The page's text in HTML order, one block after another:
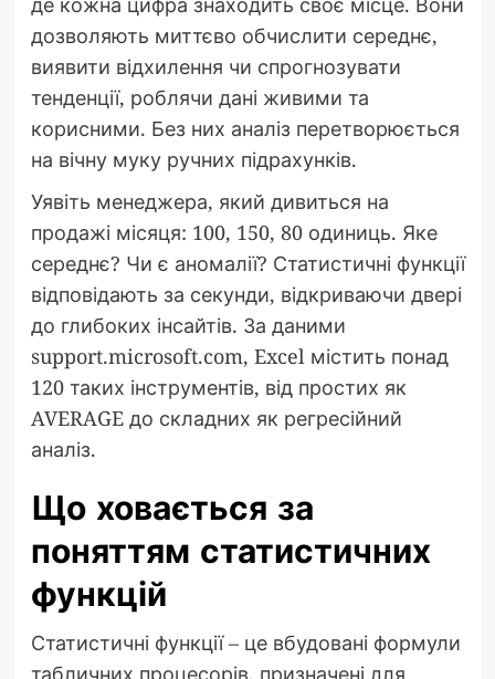
дозволяють миттєво обчислити середнє,
виявити відхилення чи спрогнозувати
тенденції, роблячи дані живими та
корисними. Без них аналіз перетворюється
на вічну муку ручних підрахунків.
Уявіть менеджера, який дивиться на
продажі місяця: 100, 150, 80 одиниць. Яке
середнє? Чи є аномалії? Статистичні функції
відповідають за секунди, відкриваючи двері
до глибоких інсайтів. За даними
support.microsoft.com, Excel містить понад
120 таких інструментів, від простих як
AVERAGE до складних як регресійний
аналіз.
Що ховається за
поняттям статистичних
функцій
Статистичні функції – це вбудовані формули
табличних процесорів, призначені для